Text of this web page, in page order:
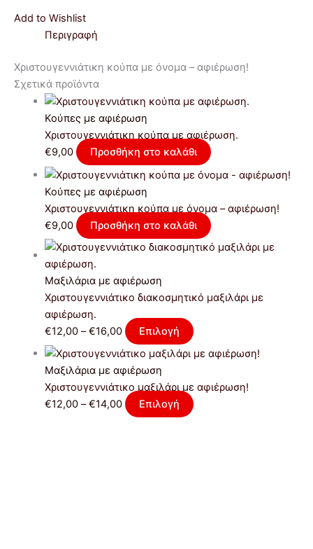
Add to Wishlist
Περιγραφή
Xριστουγεννιάτικη κούπα με όνομα – αφιέρωση!
Σχετικά προϊόντα
Κούπες με αφιέρωση
Χριστουγεννιάτικη κούπα με αφιέρωση.
€9,00 Προσθήκη στο καλάθι
Κούπες με αφιέρωση
Xριστουγεννιάτικη κούπα με όνομα – αφιέρωση!
€9,00 Προσθήκη στο καλάθι
Μαξιλάρια με αφιέρωση
Χριστουγεννιάτικο διακοσμητικό μαξιλάρι με
αφιέρωση.
€12,00 – €16,00 Επιλογή
Μαξιλάρια με αφιέρωση
Xριστουγεννιάτικο μαξιλάρι με αφιέρωση!
€12,00 – €14,00 Επιλογή